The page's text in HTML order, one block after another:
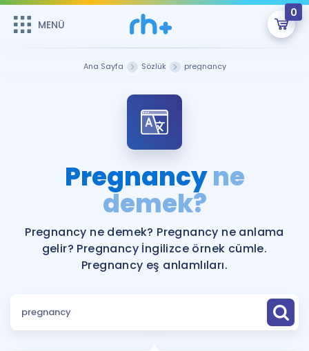
MENÜ
0
Şifremi Hatırlamıyorum
Sepetin Şu An Boş.
Remzi Hoca ile seni sınava hazırlayacak onlarca eğitim seni
bekliyor!
MENÜ
Katılımcı Görüşleri
Faydalı Araçlar
Ücretsiz Kaynaklar
Puan Hesaplama
İngilizce Gramer
Ana Sayfa Sözlük pregnancy
Pregnancyne
demek?
Pregnancy ne demek? Pregnancy ne anlama
gelir? Pregnancy İngilizce örnek cümle.
Pregnancy eş anlamlıları.